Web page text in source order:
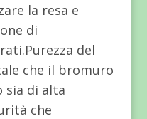
la resa e
di
del
che il bromuro
di alta
che